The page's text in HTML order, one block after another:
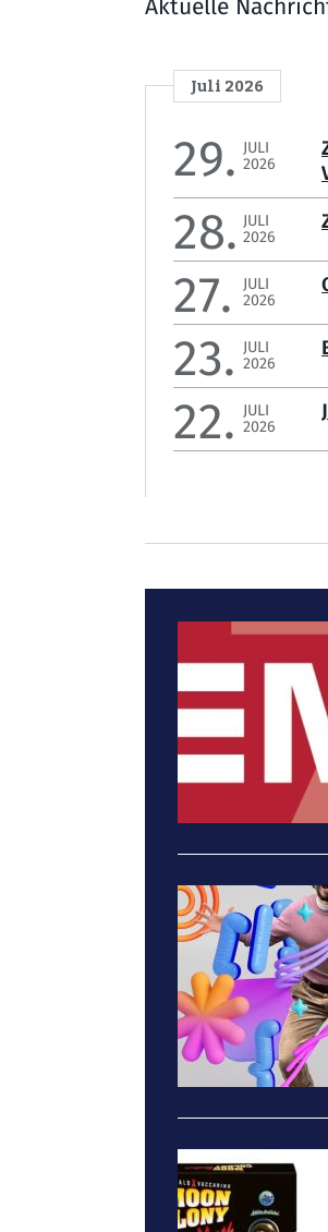
Aktuelle
Juli 2026
29. JULI
2026
28. JULI
2026
27.
JULI
2026
23. JULI
2026
22. JULI
2026